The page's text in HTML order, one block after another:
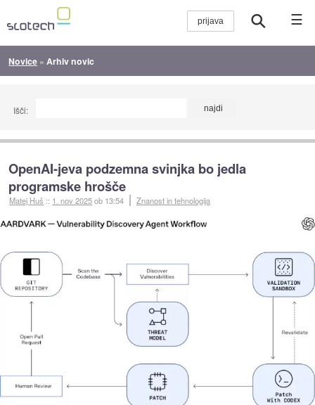
☰
Novice » Arhiv novic
Išči:
OpenAI-jeva podzemna svinjka bo jedla
programske hrošče
Matej Huš :: 1. nov 2025ob 13:54 Znanost in tehnologija